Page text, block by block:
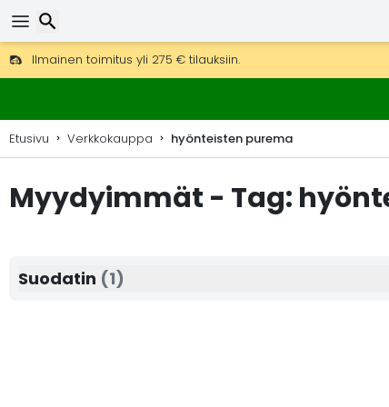
Ilmainen toimitus yli 275 € tilauksiin.
Mahdollisuus lähettää DHL Express -lähetyksenä (toimitus 24
Etusivu Verkkokauppa hyönteisten purema
Myydyimmät - Tag:
Suodatin (1)